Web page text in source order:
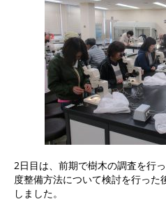
2日目は、前期で樹木の調査を行
度整備方法について検討を行っ
しました。